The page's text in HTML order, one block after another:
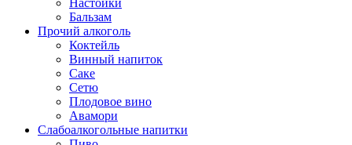
Настойки
Бальзам
Прочий алкоголь
Коктейль
Винный напиток
Саке
Сетю
Плодовое вино
Авамори
Слабоалкогольные напитки